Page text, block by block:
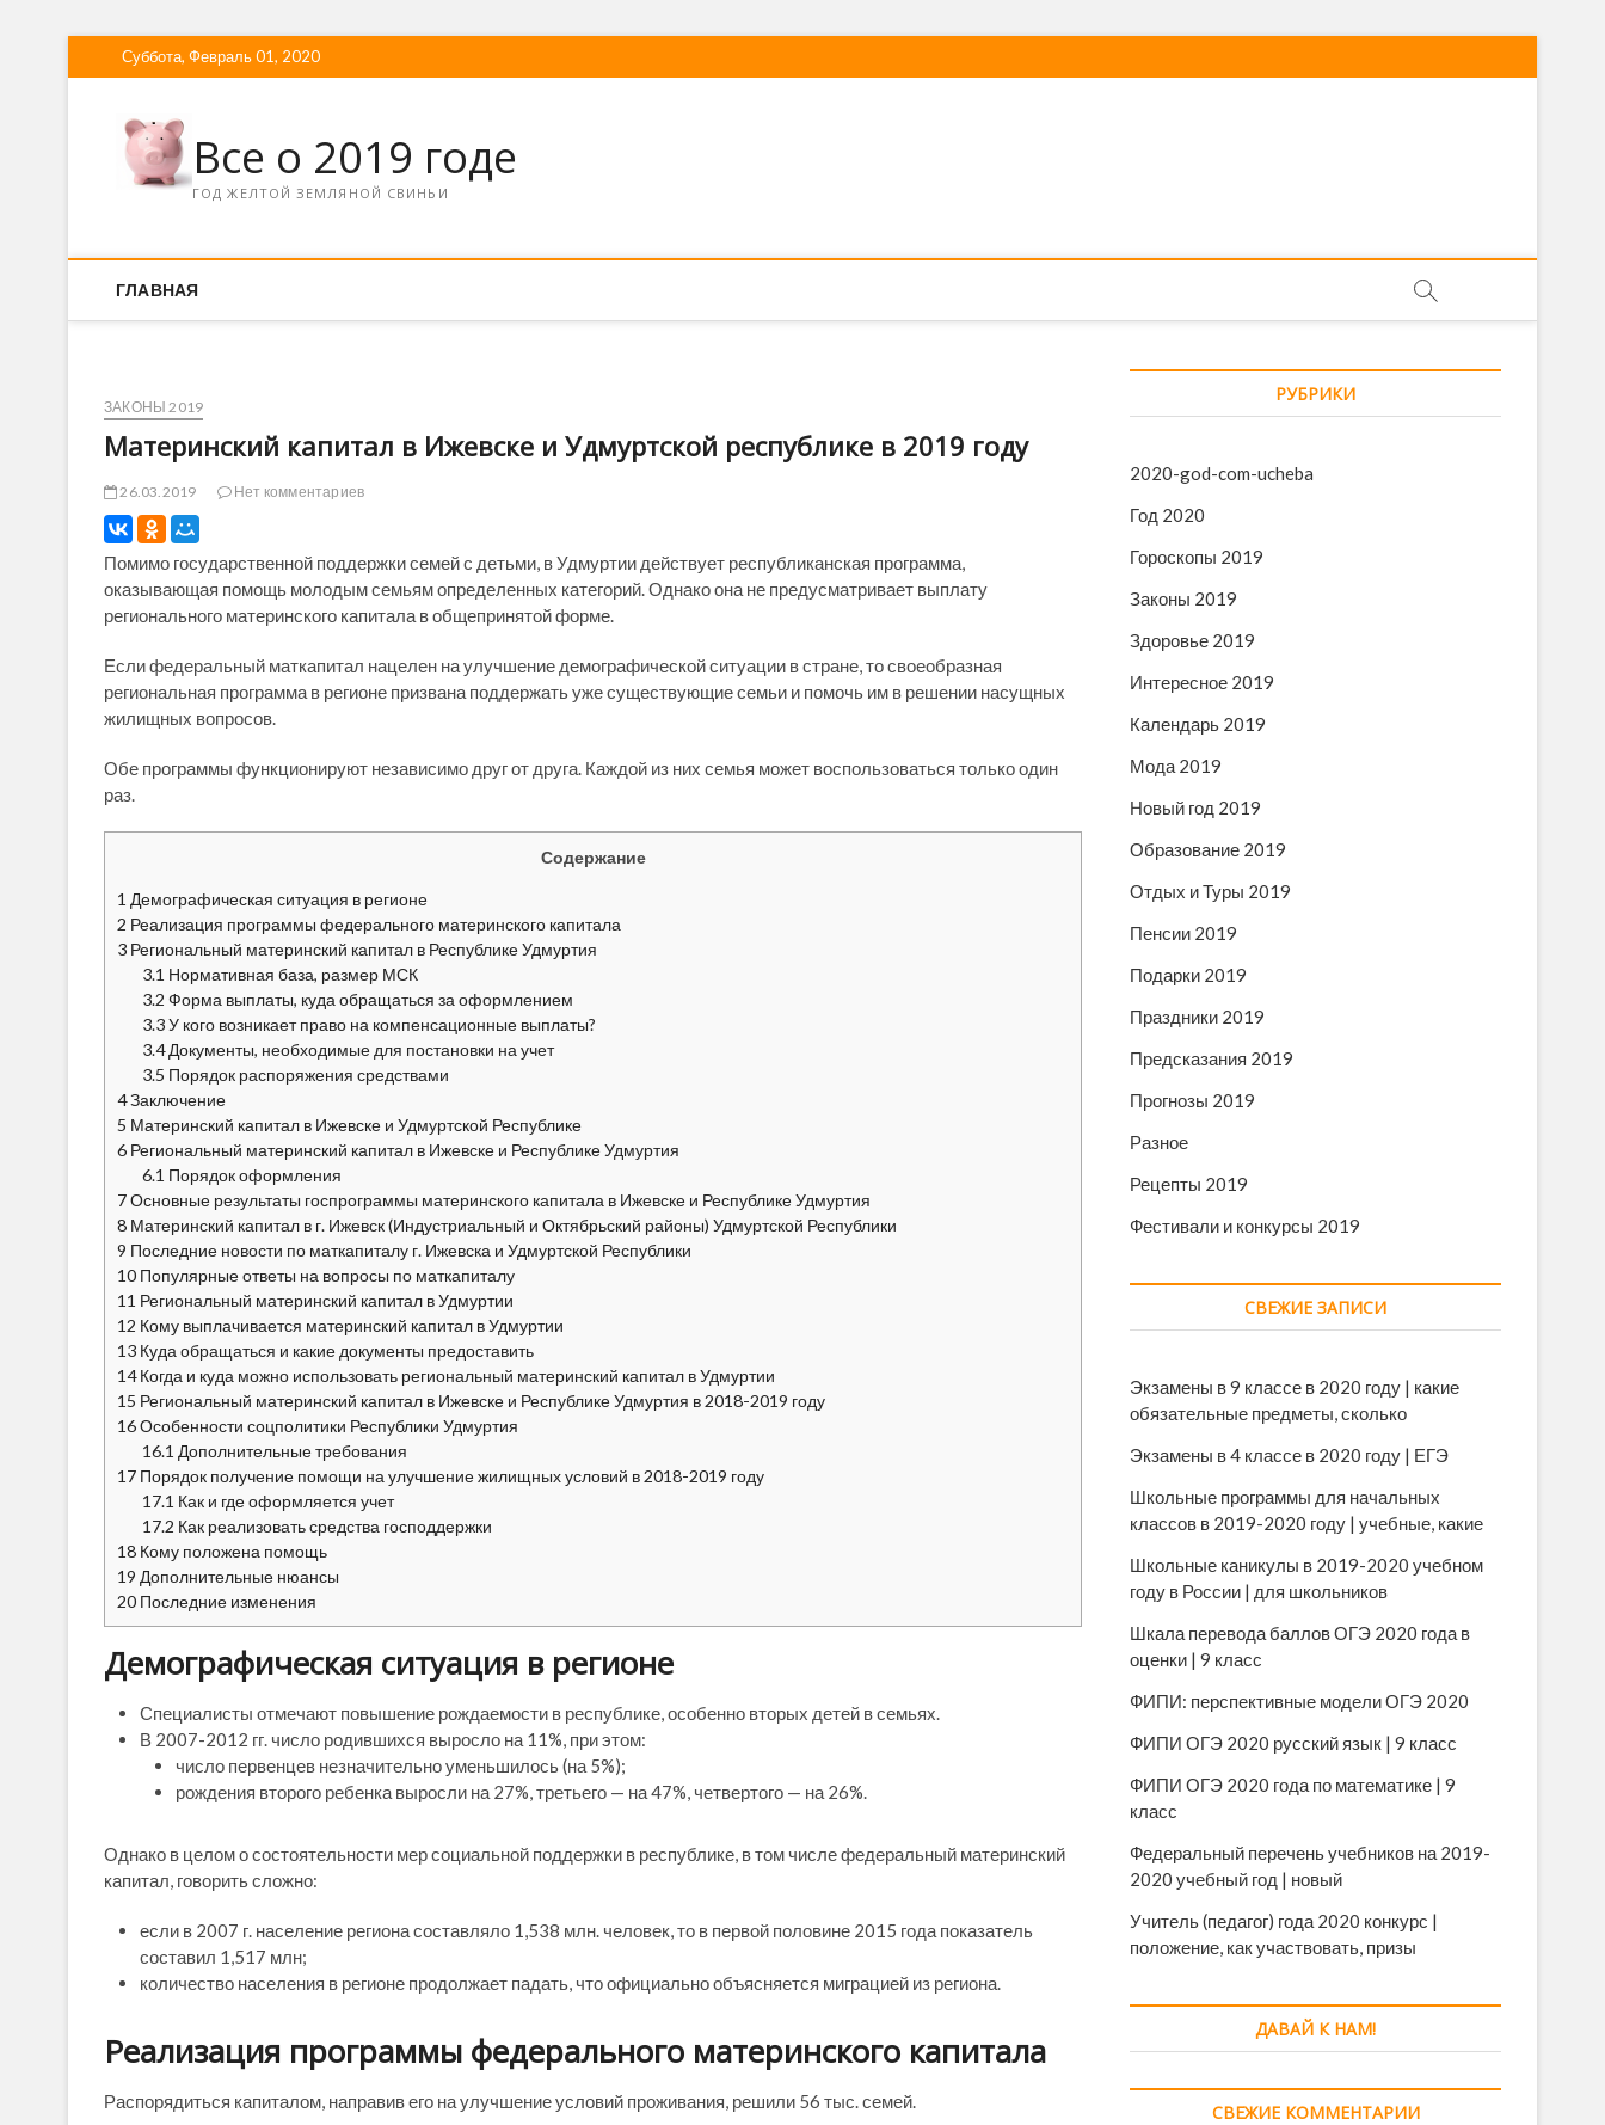
Суббота, Февраль 01, 2020
Все о 2019 годе
ГОД ЖЕЛТОЙ ЗЕМЛЯНОЙ СВИНЬИ
ГЛАВНАЯ
ЗАКОНЫ 2019
Материнский капитал в Ижевске и Удмуртской республике в 2019 году
26.03.2019 Нет комментариев
Помимо государственной поддержки семей с детьми, в Удмуртии действует республиканская программа,
оказывающая помощь молодым семьям определенных категорий. Однако она не предусматривает выплату
регионального материнского капитала в общепринятой форме.
Если федеральный маткапитал нацелен на улучшение демографической ситуации в стране, то своеобразная
региональная программа в регионе призвана поддержать уже существующие семьи и помочь им в решении насущных
жилищных вопросов.
Обе программы функционируют независимо друг от друга. Каждой из них семья может воспользоваться только один
раз.
Содержание
1 Демографическая ситуация в регионе
2 Реализация программы федерального материнского капитала
3 Региональный материнский капитал в Республике Удмуртия
3.1 Нормативная база, размер МСК
3.2 Форма выплаты, куда обращаться за оформлением
3.3У кого возникает право на компенсационные выплаты?
3.4Документы, необходимые для постановки на учет
3.5 Порядок распоряжения средствами
4Заключение
5 Материнский капитал в Ижевске и Удмуртской Республике
6 Региональный материнский капитал в Ижевске и Республике Удмуртия
6.1 Порядок оформления
7Основные результаты госпрограммы материнского капитала в Ижевске и Республике Удмуртия
8 Материнский капитал в г. Ижевск (Индустриальный и Октябрьский районы) Удмуртской Республики
9 Последние новости по маткапиталу г. Ижевска и Удмуртской Республики
10 Популярные ответы на вопросы по маткапиталу
11 Региональный материнский капитал в Удмуртии
12 Кому выплачивается материнский капитал в Удмуртии
13 Куда обращаться и какие документы предоставить
14Когда и куда можно использовать региональный материнский капитал в Удмуртии
15 Региональный материнский капитал в Ижевске и Республике Удмуртия в 2018-2019 году
16Особенности соцполитики Республики Удмуртия
16.1 Дополнительные требования
17 Порядок получение помощи на улучшение жилищных условий в 2018-2019 году
17.1 Как и где оформляется учет
17.2 Как реализовать средства господдержки
18 Кому положена помощь
19 Дополнительные нюансы
20 Последние изменения
Демографическая ситуация в регионе
Специалисты отмечают повышение рождаемости в республике, особенно вторых детей в семьях.
В 2007-2012 гг. число родившихся выросло на 11%, при этом:
число первенцев незначительно уменьшилось (на 5%);
рождения второго ребенка выросли на 27%, третьего — на 47%, четвертого — на 26%.
Однако в целом о состоятельности мер социальной поддержки в республике, в том числе федеральный материнский
капитал, говорить сложно:
если в 2007 г. население региона составляло 1,538 млн. человек, то в первой половине 2015 года показатель
составил 1,517 млн;
количество населения в регионе продолжает падать, что официально объясняется миграцией из региона.
Реализация программы федерального материнского капитала
Распорядиться капиталом, направив его на улучшение условий проживания, решили 56 тыс. семей.
РУБРИКИ
2020-god-com-ucheba
Год 2020
Гороскопы 2019
Законы 2019
Здоровье 2019
Интересное 2019
Календарь 2019
Мода 2019
Новый год 2019
Образование 2019
Отдых и Туры 2019
Пенсии 2019
Подарки 2019
Праздники 2019
Предсказания 2019
Прогнозы 2019
Разное
Рецепты 2019
Фестивали и конкурсы 2019
СВЕЖИЕ ЗАПИСИ
Экзамены в 9 классе в 2020 году | какие
обязательные предметы, сколько
Экзамены в 4 классе в 2020 году | ЕГЭ
Школьные программы для начальных
классов в 2019-2020 году | учебные, какие
Школьные каникулы в 2019-2020 учебном
году в России | для школьников
Шкала перевода баллов ОГЭ 2020 года в
оценки | 9 класс
ФИПИ: перспективные модели ОГЭ 2020
ФИПИ ОГЭ 2020 русский язык | 9 класс
ФИПИ ОГЭ 2020 года по математике | 9
класс
Федеральный перечень учебников на 2019-
2020 учебный год | новый
Учитель (педагог) года 2020 конкурс |
положение, как участвовать, призы
ДАВАЙ К НАМ!
СВЕЖИЕ КОММЕНТАРИИ